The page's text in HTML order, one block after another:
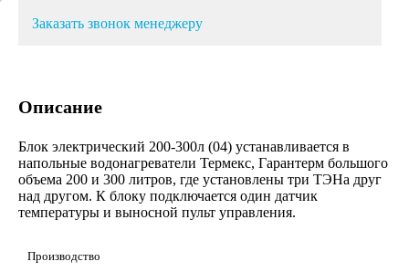
Заказать звонок менеджеру
Описание
Блок электрический 200-300л (04) устанавливается в
напольные водонагреватели Термекс, Гарантерм большого
объема 200 и 300 литров, где установлены три ТЭНа друг
над другом. К блоку подключается один датчик
температуры и выносной пульт управления.
Производство